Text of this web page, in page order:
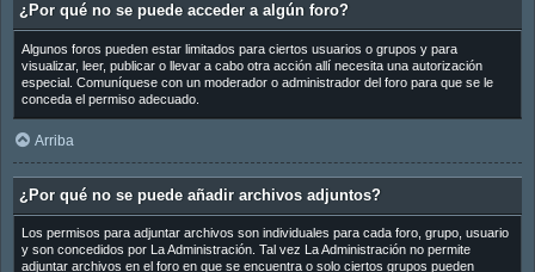
¿Por qué no se puede acceder a algún foro?
Algunos foros pueden estar limitados para ciertos usuarios o grupos y para
visualizar, leer, publicar o llevar a cabo otra acción allí necesita una autorización
especial. Comuníquese con un moderador o administrador del foro para que se le
conceda el permiso adecuado.
Arriba
¿Por qué no se puede añadir archivos adjuntos?
Los permisos para adjuntar archivos son individuales para cada foro, grupo, usuario
y son concedidos por La Administración. Tal vez La Administración no permite
adjuntar archivos en el foro en que se encuentra o solo ciertos grupos pueden